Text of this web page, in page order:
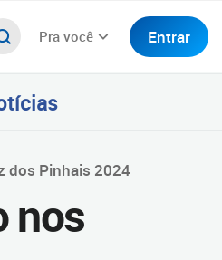
Pra você Entrar
dos Pinhais 2024
nos